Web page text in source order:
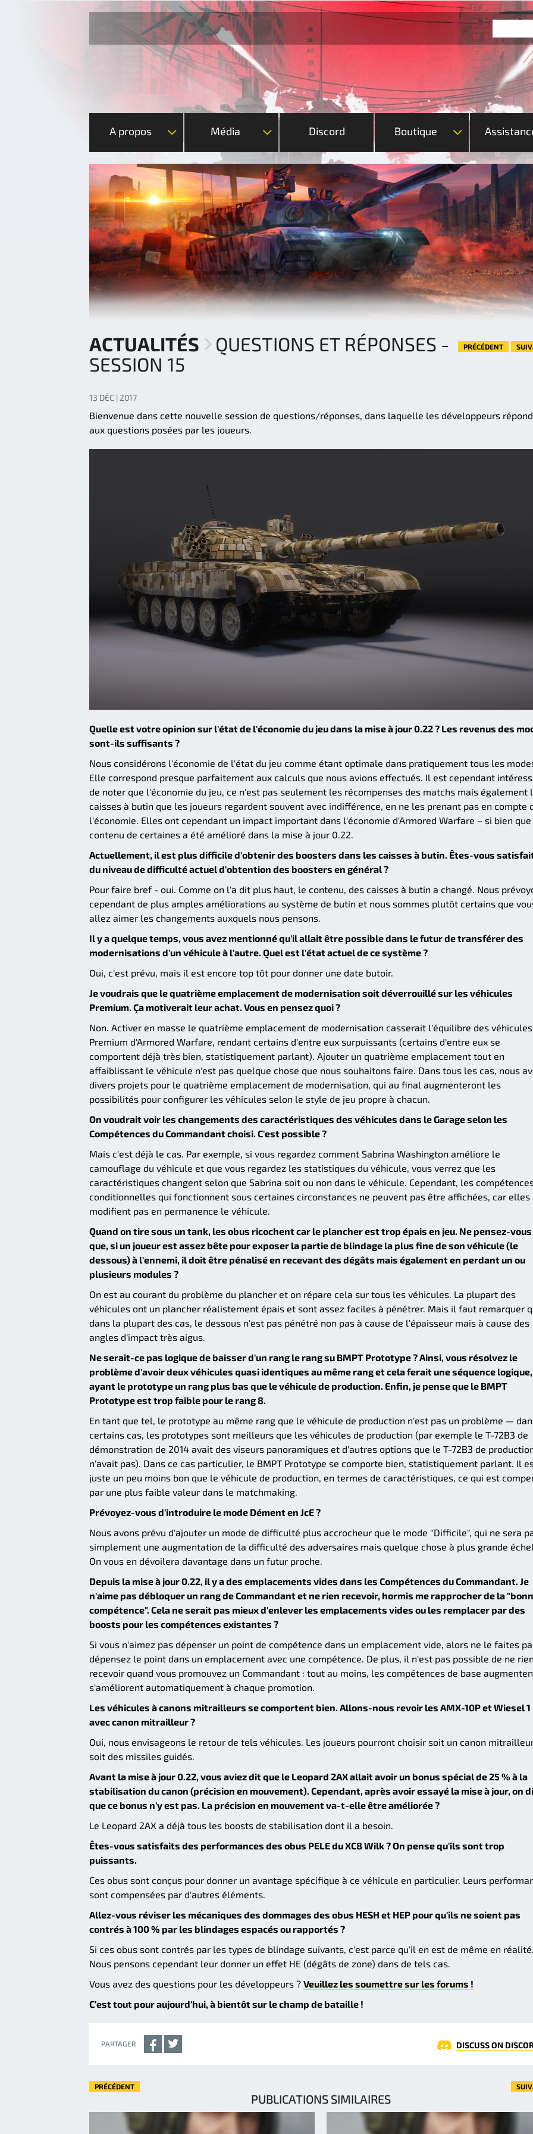
A propos Média Discord Boutique
ACTUALITÉS
QUESTIONS ET RÉPONSES -
SESSION 15
PRÉCÉDENT
13 DÉC | 2017
Bienvenue dans cette nouvelle session de questions/réponses, dans laquelle les développeurs
aux questions posées par les joueurs.
Quelle est votre opinion sur l'état de l'économie du jeu dans la mise à jour 0.22 ? Les revenus des
sont-ils suffisants ?
Nous considérons l'économie de l'état du jeu comme étant optimale dans pratiquement tous les
Elle correspond presque parfaitement aux calculs que nous avions effectués. Il est cependant
de noter que l'économie du jeu, ce n'est pas seulement les récompenses des matchs mais également
caisses à butin que les joueurs regardent souvent avec indifférence, en ne les prenant pas en compte
l'économie. Elles ont cependant un impact important dans l'économie d'Armored Warfare – si bien que
contenu de certaines a été amélioré dans la mise à jour 0.22.
Actuellement, il est plus difficile d'obtenir des boosters dans les caisses à butin. Êtes-vous
du niveau de difficulté actuel d'obtention des boosters en général ?
Pour faire bref - oui. Comme on l'a dit plus haut, le contenu, des caisses à butin a changé. Nous
cependant de plus amples améliorations au système de butin et nous sommes plutôt certains que
allez aimer les changements auxquels nous pensons.
Il y a quelque temps, vous avez mentionné qu'il allait être possible dans le futur de transférer des
modernisations d'un véhicule à l'autre. Quel est l'état actuel de ce système ?
Oui, c'est prévu, mais il est encore top tôt pour donner une date butoir.
Je voudrais que le quatrième emplacement de modernisation soit déverrouillé sur les véhicules
Premium. Ça motiverait leur achat. Vous en pensez quoi ?
Non. Activer en masse le quatrième emplacement de modernisation casserait l'équilibre des véhicules
Premium d'Armored Warfare, rendant certains d'entre eux surpuissants (certains d'entre eux se
comportent déjà très bien, statistiquement parlant). Ajouter un quatrième emplacement tout en
affaiblissant le véhicule n'est pas quelque chose que nous souhaitons faire. Dans tous les cas, nous
divers projets pour le quatrième emplacement de modernisation, qui au final augmenteront les
possibilités pour configurer les véhicules selon le style de jeu propre à chacun.
On voudrait voir les changements des caractéristiques des véhicules dans le Garage selon les
Compétences du Commandant choisi. C'est possible ?
Mais c'est déjà le cas. Par exemple, si vous regardez comment Sabrina Washington améliore le
camouflage du véhicule et que vous regardez les statistiques du véhicule, vous verrez que les
caractéristiques changent selon que Sabrina soit ou non dans le véhicule. Cependant, les
conditionnelles qui fonctionnent sous certaines circonstances ne peuvent pas être affichées, car elles
modifient pas en permanence le véhicule.
Quand on tire sous un tank, les obus ricochent car le plancher est trop épais en jeu. Ne pensez-
que, si un joueur est assez bête pour exposer la partie de blindage la plus fine de son véhicule (le
dessous) à l'ennemi, il doit être pénalisé en recevant des dégâts mais également en perdant un ou
plusieurs modules ?
On est au courant du problème du plancher et on répare cela sur tous les véhicules. La plupart des
véhicules ont un plancher réalistement épais et sont assez faciles à pénétrer. Mais il faut remarquer
dans la plupart des cas, le dessous n'est pas pénétré non pas à cause de l'épaisseur mais à cause des
angles d'impact très aigus.
Ne serait-ce pas logique de baisser d'un rang le rang su BMPT Prototype ? Ainsi, vous résolvez le
problème d'avoir deux véhicules quasi identiques au même rang et cela ferait une séquence
ayant le prototype un rang plus bas que le véhicule de production. Enfin, je pense que le BMPT
Prototype est trop faible pour le rang 8.
En tant que tel, le prototype au même rang que le véhicule de production n'est pas un problème —
certains cas, les prototypes sont meilleurs que les véhicules de production (par exemple le T-72B3 de
démonstration de 2014 avait des viseurs panoramiques et d'autres options que le T-72B3 de
n'avait pas). Dans ce cas particulier, le BMPT Prototype se comporte bien, statistiquement parlant. Il
juste un peu moins bon que le véhicule de production, en termes de caractéristiques, ce qui est
par une plus faible valeur dans le matchmaking.
Prévoyez-vous d'introduire le mode Dément en JcE ?
Nous avons prévu d'ajouter un mode de difficulté plus accrocheur que le mode "Difficile", qui ne sera
simplement une augmentation de la difficulté des adversaires mais quelque chose à plus grande
On vous en dévoilera davantage dans un futur proche.
Depuis la mise à jour 0.22, il y a des emplacements vides dans les Compétences du Commandant. Je
n'aime pas débloquer un rang de Commandant et ne rien recevoir, hormis me rapprocher de la
compétence". Cela ne serait pas mieux d'enlever les emplacements vides ou les remplacer par des
boosts pour les compétences existantes ?
Si vous n'aimez pas dépenser un point de compétence dans un emplacement vide, alors ne le faites
dépensez le point dans un emplacement avec une compétence. De plus, il n'est pas possible de ne rien
recevoir quand vous promouvez un Commandant : tout au moins, les compétences de base
s'améliorent automatiquement à chaque promotion.
Les véhicules à canons mitrailleurs se comportent bien. Allons-nous revoir les AMX-10P et Wiesel 1
avec canon mitrailleur ?
Oui, nous envisageons le retour de tels véhicules. Les joueurs pourront choisir soit un canon
soit des missiles guidés.
Avant la mise à jour 0.22, vous aviez dit que le Leopard 2AX allait avoir un bonus spécial de 25 % à la
stabilisation du canon (précision en mouvement). Cependant, après avoir essayé la mise à jour, on
que ce bonus n'y est pas. La précision en mouvement va-t-elle être améliorée ?
Le Leopard 2AX a déjà tous les boosts de stabilisation dont il a besoin.
Êtes-vous satisfaits des performances des obus PELE du XC8 Wilk ? On pense qu'ils sont trop
puissants.
Ces obus sont conçus pour donner un avantage spécifique à ce véhicule en particulier. Leurs
sont compensées par d'autres éléments.
Allez-vous réviser les mécaniques des dommages des obus HESH et HEP pour qu'ils ne soient pas
contrés à 100 % par les blindages espacés ou rapportés ?
Si ces obus sont contrés par les types de blindage suivants, c'est parce qu'il en est de même en réalité.
Nous pensons cependant leur donner un effet HE (dégâts de zone) dans de tels cas.
Vous avez des questions pour les développeurs ? Veuillez les soumettre sur les forums !
C'est tout pour aujourd'hui, à bientôt sur le champ de bataille !
PARTAGER DISCUSS ON
PRÉCÉDENT
PUBLICATIONS SIMILAIRES